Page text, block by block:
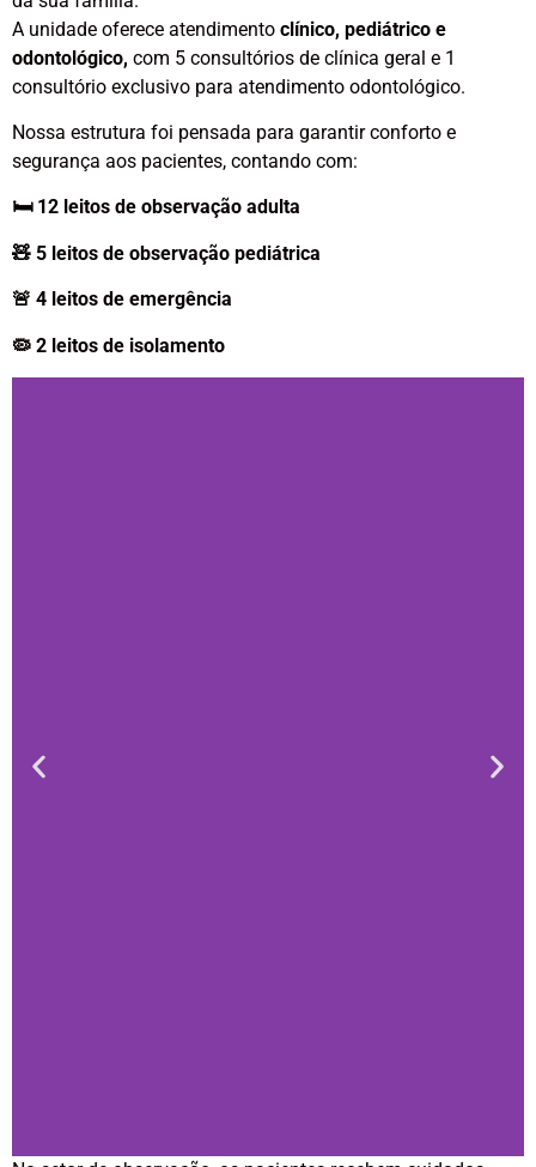
A unidade oferece atendimento clínico, pediátrico e
odontológico, com 5 consultórios de clínica geral e 1
consultório exclusivo para atendimento odontológico.
Nossa estrutura foi pensada para garantir conforto e
segurança aos pacientes, contando com:
🛏️ 12 leitos de observação adulta
🧸 5 leitos de observação pediátrica
🚨 4 leitos de emergência
🦠 2 leitos de isolamento